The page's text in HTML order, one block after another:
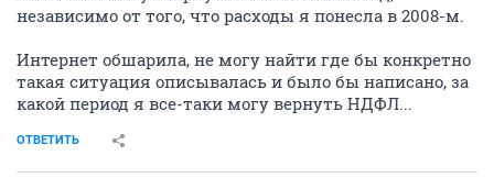
независимо от того, что расходы я понесла в 2008-м.
Интернет обшарила, не могу найти где бы конкретно
такая ситуация описывалась и было бы написано, за
какой период я все-таки могу вернуть НДФЛ...
ОТВЕТИТЬ